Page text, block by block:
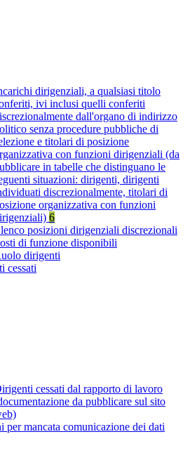
dirigenziali, a qualsiasi titolo
ivi inclusi quelli conferiti
dall'organo di indirizzo
senza procedure pubbliche di
e titolari di posizione
con funzioni dirigenziali (da
in tabelle che distinguano le
situazioni: dirigenti, dirigenti
discrezionalmente, titolari di
organizzativa con funzioni
6
posizioni dirigenziali discrezionali
di funzione disponibili
dirigenti
cessati
cessati dal rapporto di lavoro
da pubblicare sul sito
per mancata comunicazione dei dati